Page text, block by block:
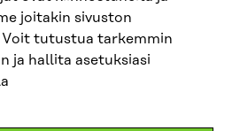
joitakin sivuston
tutustua tarkemmin
ja hallita asetuksiasi